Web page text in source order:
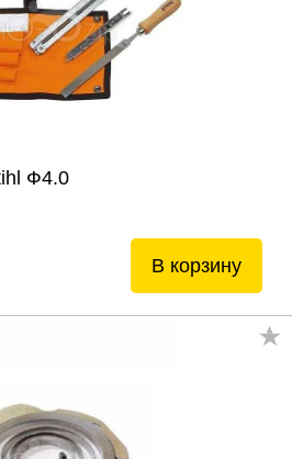
Ф4.0
В корзину